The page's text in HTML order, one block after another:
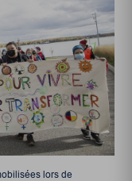
lors de